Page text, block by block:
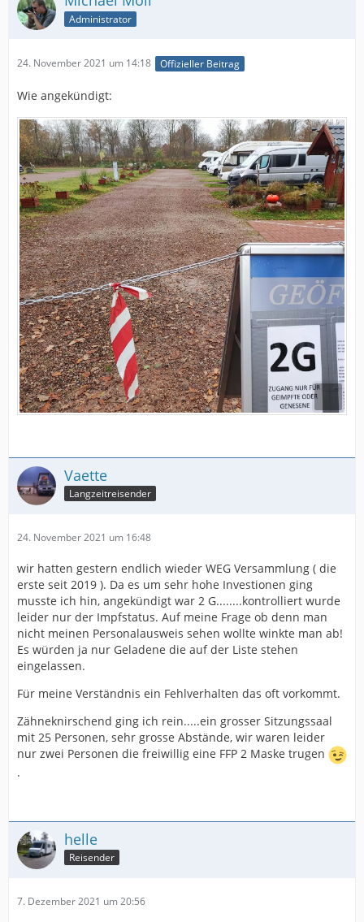
Administrator
24. November 2021 um 14:18 Offizieller Beitrag
Wie angekündigt:
Vaette
Langzeitreisender
24. November 2021 um 16:48
wir hatten gestern endlich wieder WEG Versammlung ( die
erste seit 2019 ). Da es um sehr hohe Investionen ging
musste ich hin, angekündigt war 2 G........kontrolliert wurde
leider nur der Impfstatus. Auf meine Frage ob denn man
nicht meinen Personalausweis sehen wollte winkte man ab!
Es würden ja nur Geladene die auf der Liste stehen
eingelassen.
Für meine Verständnis ein Fehlverhalten das oft vorkommt.
Zähneknirschend ging ich rein.....ein grosser Sitzungssaal
mit 25 Personen, sehr grosse Abstände, wir waren leider
nur zwei Personen die freiwillig eine FFP 2 Maske trugen
.
helle
Reisender
7. Dezember 2021 um 20:56